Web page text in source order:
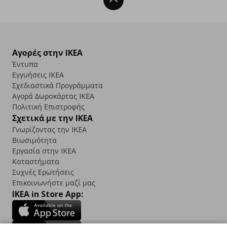
Αγορές στην IKEA
Έντυπα
Εγγυήσεις IKEA
Σχεδιαστικά Προγράμματα
Αγορά Δωρoκάρτας IKEA
Πολιτική Επιστροφής
Σχετικά με την IKEA
Γνωρίζοντας την IKEA
Βιωσιμότητα
Εργασία στην IKEA
Καταστήματα
Συχνές Ερωτήσεις
Επικοινωνήστε μαζί μας
IKEA in Store App: